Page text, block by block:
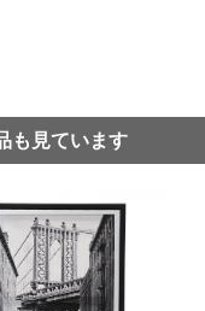
も見ています